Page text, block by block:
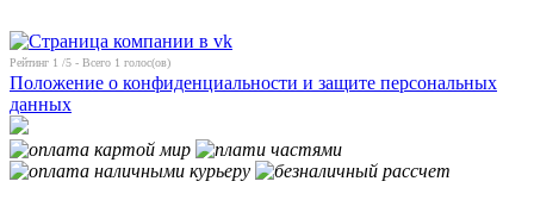
Рейтинг 1 /5 - Всего 1 голос(ов)
Положение о конфиденциальности и защите персональных
данных